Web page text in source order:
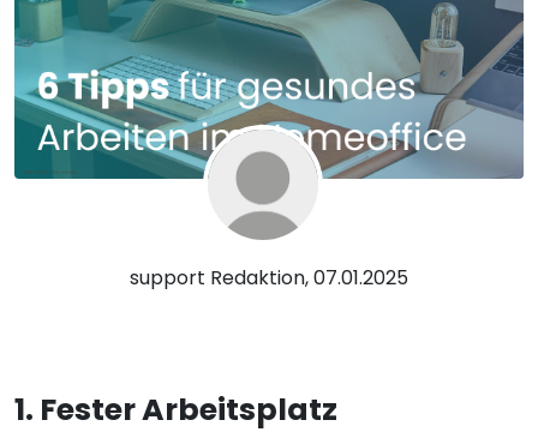
support Redaktion, 07.01.2025
1. Fester Arbeitsplatz